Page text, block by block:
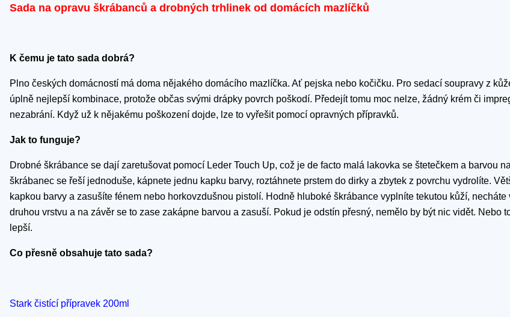
Sada na opravu škrábanců a drobných trhlinek od domácích mazlíčků
K čemu je tato sada dobrá?
Plno českých domácností má doma nějakého domácího mazlíčka. Ať pejska nebo kočičku. Pro sedací soupravy z
úplně nejlepší kombinace, protože občas svými drápky povrch poškodí. Předejít tomu moc nelze, žádný krém či
nezabrání. Když už k nějakému poškození dojde, lze to vyřešit pomocí opravných přípravků.
Jak to funguje?
Drobné škrábance se dají zaretušovat pomocí Leder Touch Up, což je de facto malá lakovka se štetečkem a barvou
škrábanec se řeší jednoduše, kápnete jednu kapku barvy, roztáhnete prstem do dirky a zbytek z povrchu vydrolíte.
kapkou barvy a zasušíte fénem nebo horkovzdušnou pistolí. Hodně hluboké škrábance vyplníte tekutou kůží, necháte
druhou vrstvu a na závěr se to zase zakápne barvou a zasuší. Pokud je odstín přesný, nemělo by být nic vidět. Nebo
lepší.
Co přesně obsahuje tato sada?
Stark čistící přípravek 200ml